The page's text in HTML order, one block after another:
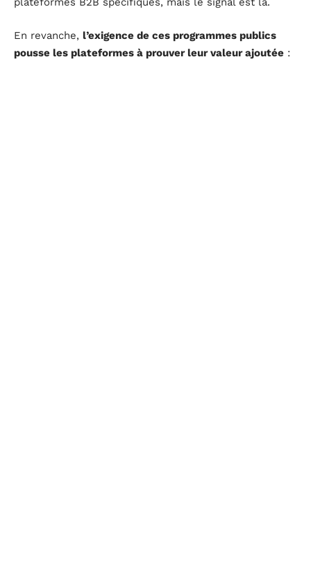
En revanche, l’exigence de ces programmes publics
pousse les plateformes à prouver leur valeur ajoutée :